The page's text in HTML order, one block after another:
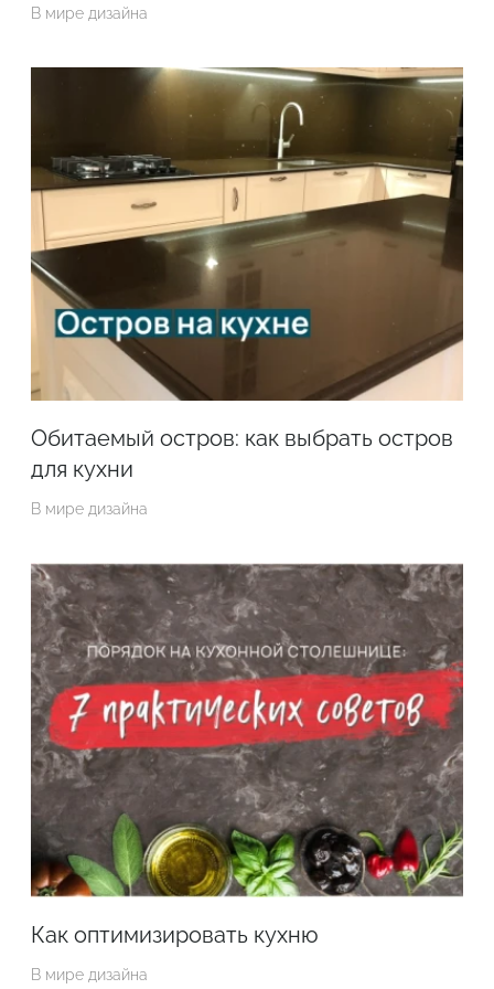
В мире дизайна
Обитаемый остров: как выбрать остров
для кухни
В мире дизайна
Как оптимизировать кухню
В мире дизайна